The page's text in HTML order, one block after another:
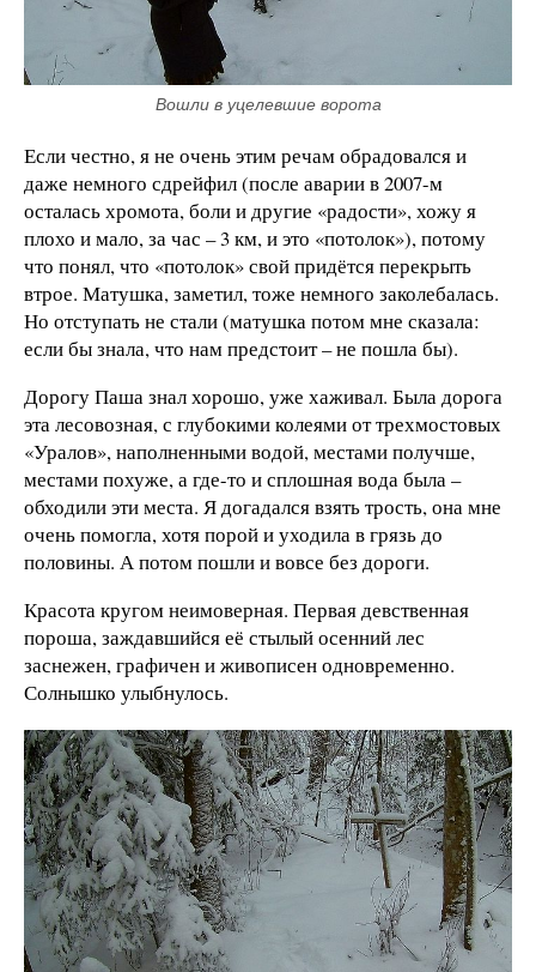
Вошли в уцелевшие ворота
Если честно, я не очень этим речам обрадовался и
даже немного сдрейфил (после аварии в 2007-м
осталась хромота, боли и другие «радости», хожу я
плохо и мало, за час – 3 км, и это «потолок»), потому
что понял, что «потолок» свой придётся перекрыть
втрое. Матушка, заметил, тоже немного заколебалась.
Но отступать не стали (матушка потом мне сказала:
если бы знала, что нам предстоит – не пошла бы).
Дорогу Паша знал хорошо, уже хаживал. Была дорога
эта лесовозная, с глубокими колеями от трехмостовых
«Уралов», наполненными водой, местами получше,
местами похуже, а где-то и сплошная вода была –
обходили эти места. Я догадался взять трость, она мне
очень помогла, хотя порой и уходила в грязь до
половины. А потом пошли и вовсе без дороги.
Красота кругом неимоверная. Первая девственная
пороша, заждавшийся её стылый осенний лес
заснежен, графичен и живописен одновременно.
Солнышко улыбнулось.